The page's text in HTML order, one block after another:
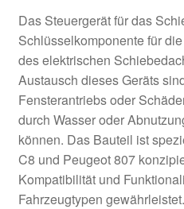
Das Steuergerät für das
Schlüsselkomponente für
des elektrischen
Austausch dieses Geräts
Fensterantriebs oder
durch Wasser oder
können. Das Bauteil ist
C8 und Peugeot 807
Kompatibilität und
Fahrzeugtypen gewährleistet.